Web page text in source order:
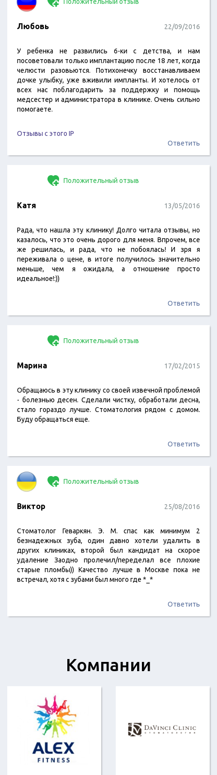
Любовь 22/09/2016
У ребенка не развились 6-ки с детства, и нам
посоветовали только имплантацию после 18 лет, когда
челюсти разовьются. Потихонечку восстанавливаем
дочке улыбку, уже вживили импланты. И хотелось от
всех нас поблагодарить за поддержку и помощь
медсестер и администратора в клинике. Очень сильно
помогаете.
Отзывы с этого IP
Ответить
Положительный отзыв
Катя 13/05/2016
Рада, что нашла эту клинику! Долго читала отзывы, но
казалось, что это очень дорого для меня. Впрочем, все
же решилась, и рада, что не побоялась! И зря я
переживала о цене, в итоге получилось значительно
меньше, чем я ожидала, а отношение просто
идеальное!:))
Ответить
Положительный отзыв
Марина 17/02/2015
Обращаюсь в эту клинику со своей извечной проблемой
- болезнью десен. Сделали чистку, обработали десна,
стало гораздо лучше. Стоматология рядом с домом.
Буду обращаться еще.
Ответить
Положительный отзыв
Виктор 25/08/2016
Стоматолог Геваркян. Э. М. спас как минимум 2
безнадежных зуба, один давно хотели удалить в
других клиниках, второй был кандидат на скорое
удаление Заодно пролечил/переделал все плохие
старые пломбы)) Качество лучше в Москве пока не
встречал, хотя с зубами был много где *_*
Ответить
Компании